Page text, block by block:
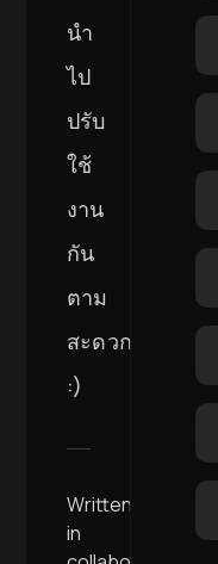
นำ
ไป
ปรับ
ใช้
งาน
กัน
ตาม
สะดวก
:)
Written
in